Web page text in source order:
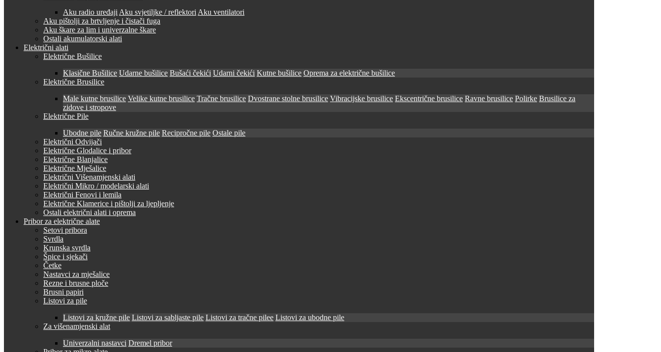
Aku radio uređaji Aku svjetiljke / reflektori Aku ventilatori
Aku pištolji za brtvljenje i čistači fuga
Aku škare za lim i univerzalne škare
Ostali akumulatorski alati
Električni alati
Električne Bušilice
Klasične Bušilice Udarne bušilice Bušaći čekići Udarni čekići Kutne bušilice Oprema za električne bušilice
Električne Brusilice
Male kutne brusilice Velike kutne brusilice Tračne brusilice Dvostrane stolne brusilice Vibracijske brusilice Ekscentrične brusilice Ravne brusilice Polirke Brusilice za
zidove i stropove
Električne Pile
Ubodne pile Ručne kružne pile Recipročne pile Ostale pile
Električni Odvijači
Električne Glodalice i pribor
Električne Blanjalice
Električne Mješalice
Električni Višenamjenski alati
Električni Mikro / modelarski alati
Električni Fenovi i lemila
Električne Klamerice i pištolji za ljepljenje
Ostali električni alati i oprema
Pribor za električne alate
Setovi pribora
Svrdla
Krunska svrdla
Špice i sjekači
Četke
Nastavci za mješalice
Rezne i brusne ploče
Brusni papiri
Listovi za pile
Listovi za kružne pile Listovi za sabljaste pile Listovi za tračne pilee Listovi za ubodne pile
Za višenamjenski alat
Univerzalni nastavci Dremel pribor